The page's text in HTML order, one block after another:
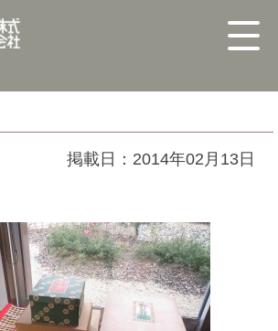
掲載日：2014年02月13日